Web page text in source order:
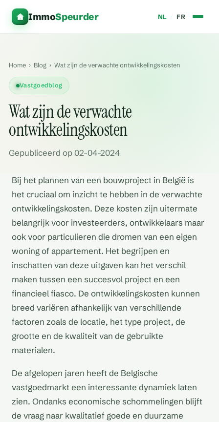
ImmoSpeurder NL FR
Home › Blog › Wat zijn de verwachte ontwikkelingskosten
Vastgoedblog
Wat zijn de verwachte
ontwikkelingskosten
Gepubliceerd op 02-04-2024
Bij het plannen van een bouwproject in België is
het cruciaal om inzicht te hebben in de verwachte
ontwikkelingskosten. Deze kosten zijn uitermate
belangrijk voor investeerders, ontwikkelaars maar
ook voor particulieren die dromen van een eigen
woning of appartement. Het begrijpen en
inschatten van deze uitgaven kan het verschil
maken tussen een succesvol project en een
financieel fiasco. De ontwikkelingskosten kunnen
breed variëren afhankelijk van verschillende
factoren zoals de locatie, het type project, de
grootte en de kwaliteit van de gebruikte
materialen.
De afgelopen jaren heeft de Belgische
vastgoedmarkt een interessante dynamiek laten
zien. Ondanks economische schommelingen blijft
de vraag naar kwalitatief goede en duurzame